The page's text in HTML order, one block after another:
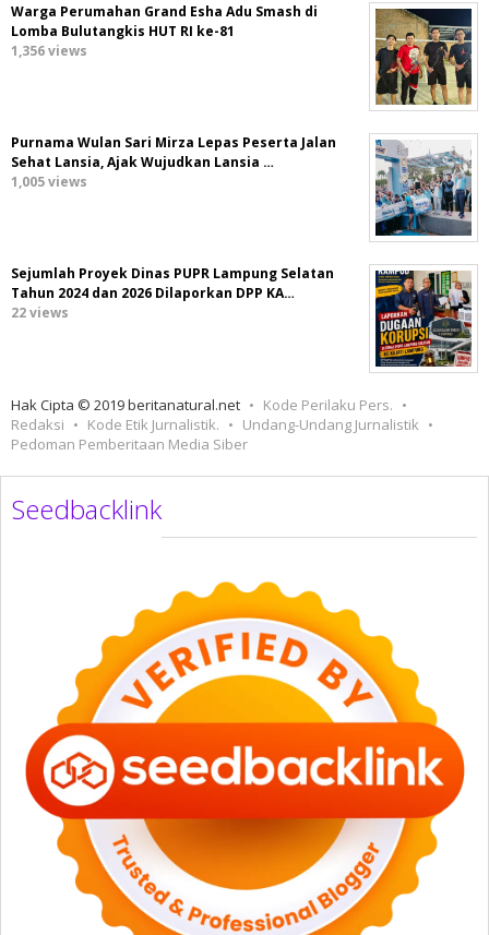
Warga Perumahan Grand Esha Adu Smash di
Lomba Bulutangkis HUT RI ke-81
1,356 views
Purnama Wulan Sari Mirza Lepas Peserta Jalan
Sehat Lansia, Ajak Wujudkan Lansia …
1,005 views
Sejumlah Proyek Dinas PUPR Lampung Selatan
Tahun 2024 dan 2026 Dilaporkan DPP KA…
22 views
Hak Cipta © 2019 beritanatural.net
Kode Perilaku Pers.
Redaksi
Kode Etik Jurnalistik.
Undang-Undang Jurnalistik
Pedoman Pemberitaan Media Siber
Seedbacklink